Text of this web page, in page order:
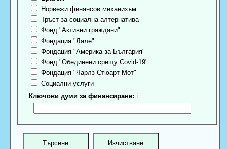
Норвежи финансов механизъм
Тръст за социална алтернатива
Фонд "Активни граждани"
Фондация "Лале"
Фондация "Америка за България"
Фонд "Обединени срещу Covid-19"
Фондация "Чарлз Стюарт Мот"
Социални услуги
Ключови думи за финансиране: ℹ